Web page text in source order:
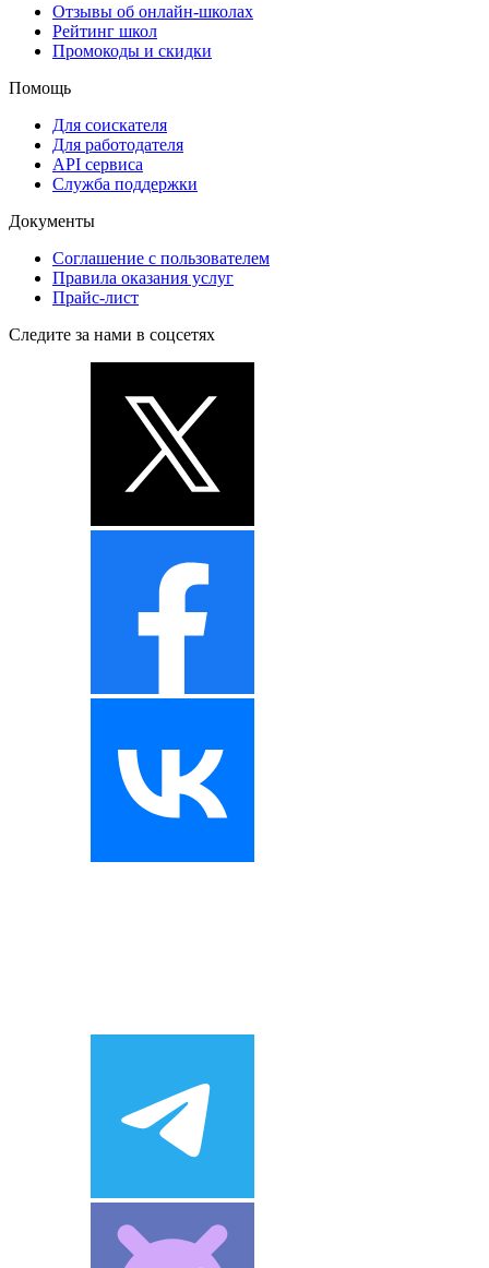
Отзывы об онлайн-школах
Рейтинг школ
Промокоды и скидки
Помощь
Для соискателя
Для работодателя
API сервиса
Служба поддержки
Документы
Соглашение с пользователем
Правила оказания услуг
Прайс-лист
Следите за нами в соцсетях